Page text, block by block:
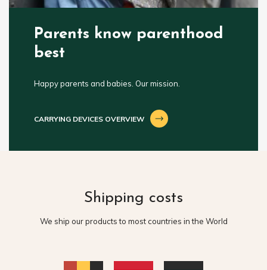
Parents know parenthood
best
Happy parents and babies. Our mission.
CARRYING DEVICES OVERVIEW
Shipping costs
We ship our products to most countries in the World